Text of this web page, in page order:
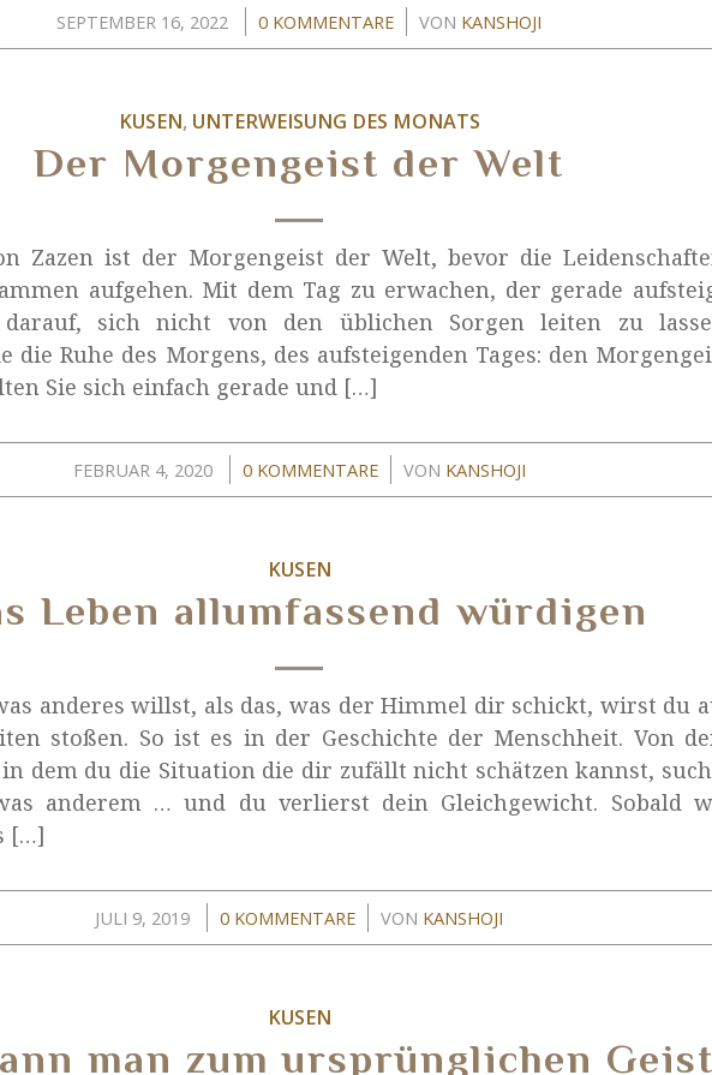
SEPTEMBER 16, 2022
/ 0 KOMMENTARE
/ VON KANSHOJI
KUSEN, UNTERWEISUNG DES MONATS
Der Morgengeist der Welt
Zazen ist der Morgengeist der Welt, bevor die
aufgehen. Mit dem Tag zu erwachen, der gerade
sich nicht von den üblichen Sorgen leiten zu
die Ruhe des Morgens, des aufsteigenden Tages: den
Sie sich einfach gerade und […]
FEBRUAR 4, 2020
/ 0 KOMMENTARE
/ VON KANSHOJI
KUSEN
Leben allumfassend würdigen
anderes willst, als das, was der Himmel dir schickt, wirst du
stoßen. So ist es in der Geschichte der Menschheit. Von
dem du die Situation die dir zufällt nicht schätzen kannst,
anderem … und du verlierst dein Gleichgewicht. Sobald
[…]
JULI 9, 2019
/ 0 KOMMENTARE
/ VON KANSHOJI
KUSEN
man zum ursprünglichen Geist